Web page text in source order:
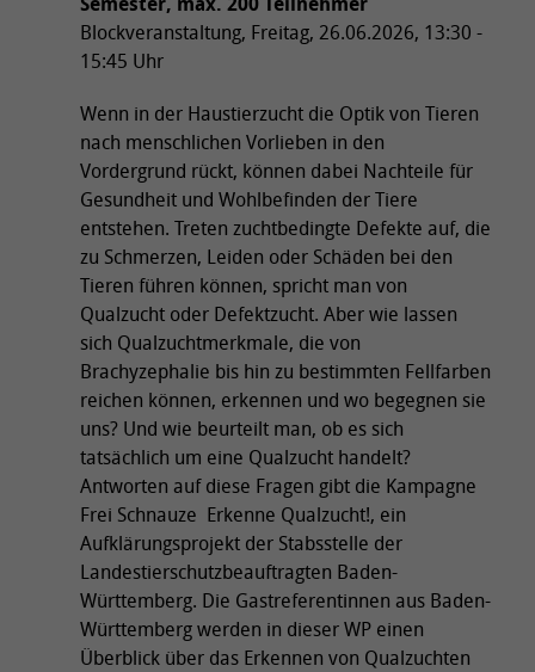
Blockveranstaltung, Freitag, 26.06.2026, 13:30 -
15:45 Uhr
Wenn in der Haustierzucht die Optik von Tieren
nach menschlichen Vorlieben in den
Vordergrund rückt, können dabei Nachteile für
Gesundheit und Wohlbefinden der Tiere
entstehen. Treten zuchtbedingte Defekte auf, die
zu Schmerzen, Leiden oder Schäden bei den
Tieren führen können, spricht man von
Qualzucht oder Defektzucht. Aber wie lassen
sich Qualzuchtmerkmale, die von
Brachyzephalie bis hin zu bestimmten Fellfarben
reichen können, erkennen und wo begegnen sie
uns? Und wie beurteilt man, ob es sich
tatsächlich um eine Qualzucht handelt?
Antworten auf diese Fragen gibt die Kampagne
Frei Schnauze  Erkenne Qualzucht!, ein
Aufklärungsprojekt der Stabsstelle der
Landestierschutzbeauftragten Baden-
Württemberg. Die Gastreferentinnen aus Baden-
Württemberg werden in dieser WP einen
Überblick über das Erkennen von Qualzuchten